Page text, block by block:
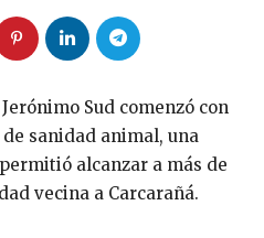
Sud comenzó con
sanidad animal, una
alcanzar a más de
vecina a Carcarañá.